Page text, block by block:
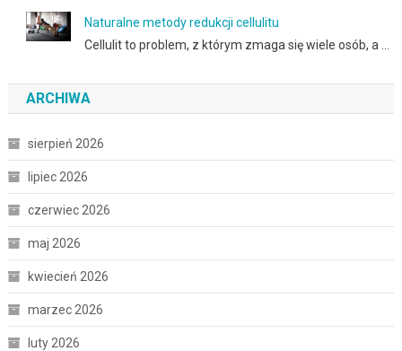
Naturalne metody redukcji cellulitu
Cellulit to problem, z którym zmaga się wiele osób, a …
ARCHIWA
sierpień 2026
lipiec 2026
czerwiec 2026
maj 2026
kwiecień 2026
marzec 2026
luty 2026